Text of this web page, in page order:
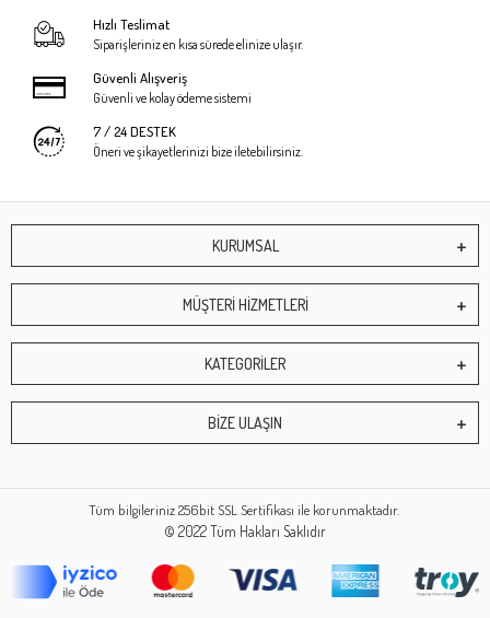
Hızlı Teslimat
Siparişleriniz en kısa sürede elinize ulaşır.
Güvenli Alışveriş
Güvenli ve kolay ödeme sistemi
7 / 24 DESTEK
Öneri ve şikayetlerinizi bize iletebilirsiniz.
KURUMSAL
MÜŞTERİ HİZMETLERİ
KATEGORİLER
BİZE ULAŞIN
Tüm bilgileriniz 256bit SSL Sertifikası ile korunmaktadır.
© 2022Tüm Hakları Saklıdır